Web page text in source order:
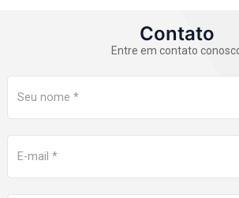
Contato
Entre em contato